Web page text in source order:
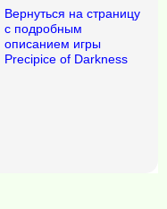
Вернуться на страницу
с подробным
описанием игры
Precipice of Darkness